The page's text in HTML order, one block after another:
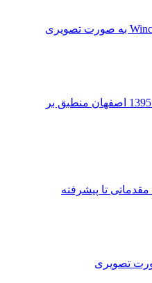
ژئودیتابیس بلوک های آماری 1395 اصفهان منطبق بر